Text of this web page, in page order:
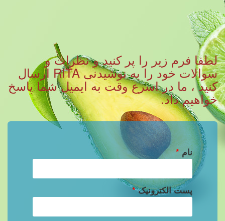
لطفا فرم زیر را پر کنید و نظرات و
سوالات خود را به نوشیدنی RITA ارسال
کنید ، ما در اسرع وقت به ایمیل شما پاسخ
خواهیم داد.
نام *
پست الکترونیک*